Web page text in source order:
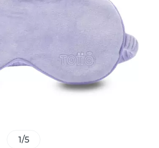
1/5